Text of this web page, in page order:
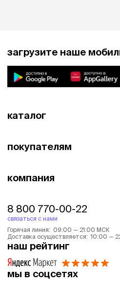
загрузите наше
каталог
покупателям
компания
8 800 770-00-22
связаться с нами
Горячая линия: 09:00 — 21:00 МСК
Доставка осуществляется: 10:00 —
наш рейтинг
мы в соцсетях